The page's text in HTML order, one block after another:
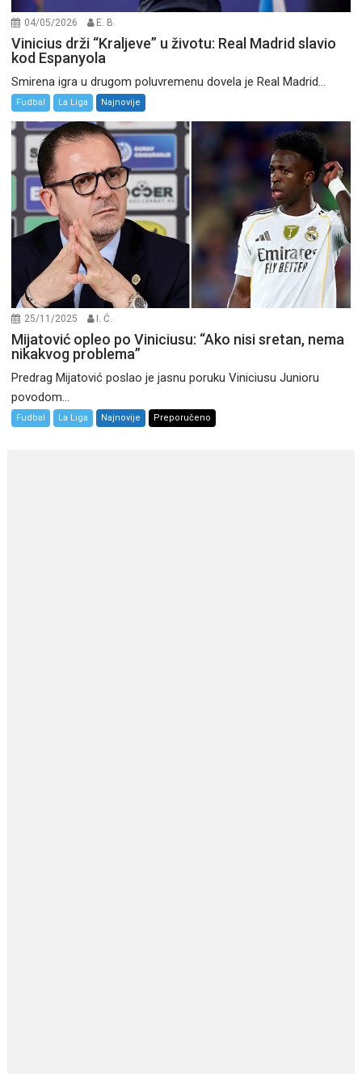
04/05/2026 E. B.
Vinicius drži “Kraljeve” u životu: Real Madrid slavio
kod Espanyola
Smirena igra u drugom poluvremenu dovela je Real Madrid...
Fudbal La Liga Najnovije
25/11/2025 I. Ć.
Mijatović opleo po Viniciusu: “Ako nisi sretan, nema
nikakvog problema”
Predrag Mijatović poslao je jasnu poruku Viniciusu Junioru
povodom...
Fudbal La Liga Najnovije Preporučeno